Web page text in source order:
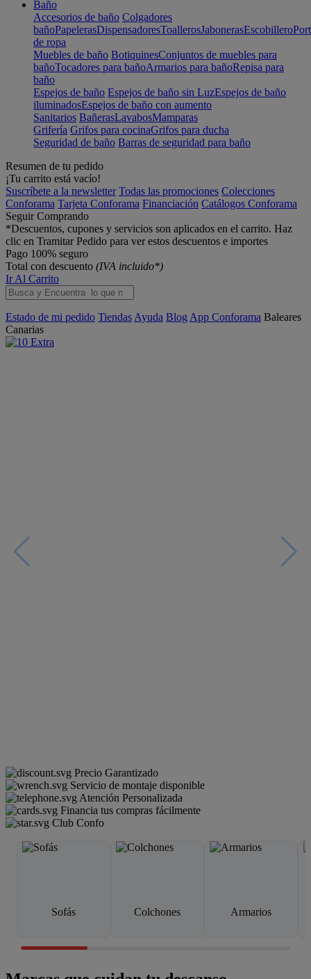
Baño
Accesorios de baño Colgadores
bañoPapelerasDispensadoresToallerosJabonerasEscobillero
de ropa
Muebles de baño BotiquinesConjuntos de muebles para
bañoTocadores para bañoArmarios para bañoRepisa para
baño
Espejos de baño Espejos de baño sin LuzEspejos de baño
iluminadosEspejos de baño con aumento
Sanitarios BañerasLavabosMamparas
Grifería Grifos para cocinaGrifos para ducha
Seguridad de baño Barras de seguridad para baño
Resumen de tu pedido
¡Tu carrito está vacío!
Suscríbete a la newsletter Todas las promociones Colecciones
Conforama Tarjeta Conforama Financiación Catálogos Conforama
Seguir Comprando
*Descuentos, cupones y servicios son aplicados en el carrito. Haz
clic en Tramitar Pedido para ver estos descuentos e importes
Pago 100% seguro
Total con descuento (IVA incluido*)
Ir Al Carrito
Estado de mi pedido Tiendas Ayuda Blog App Conforama Baleares
Canarias
Precio Garantizado
Servicio de montaje disponible
Atención Personalizada
Financia tus compras fácilmente
Club Confo
Sofás Colchones Armarios